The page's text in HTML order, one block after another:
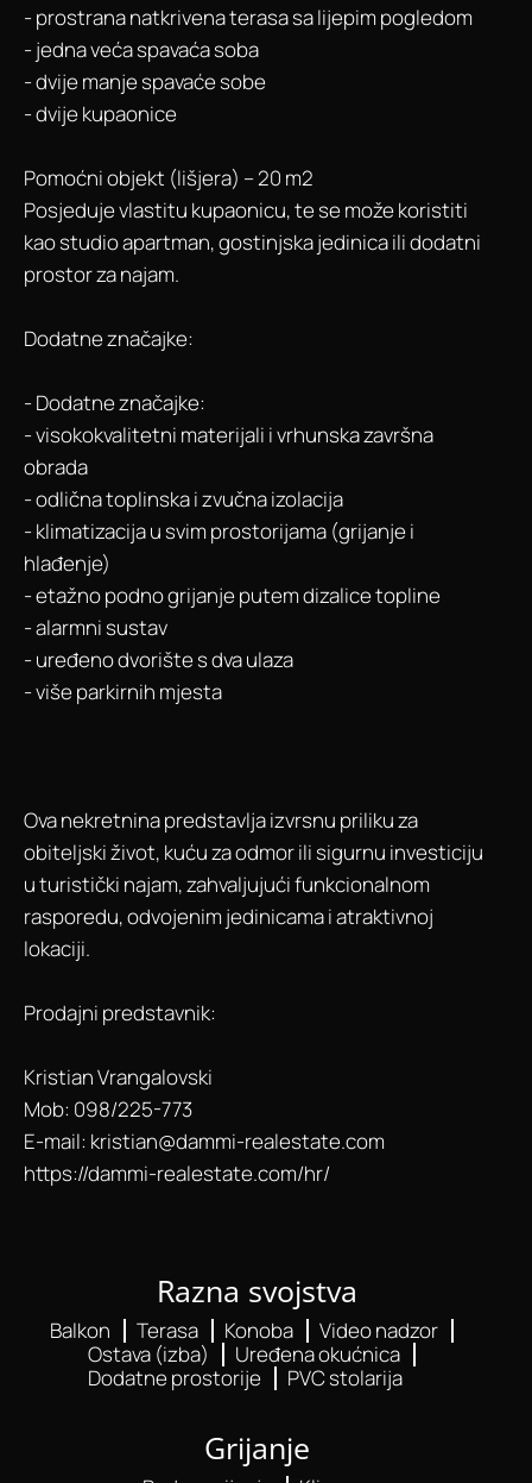
- prostrana natkrivena terasa sa lijepim pogledom
- jedna veća spavaća soba
- dvije manje spavaće sobe
- dvije kupaonice
Pomoćni objekt (lišjera) – 20 m2
Posjeduje vlastitu kupaonicu, te se može koristiti
kao studio apartman, gostinjska jedinica ili dodatni
prostor za najam.
Dodatne značajke:
- Dodatne značajke:
- visokokvalitetni materijali i vrhunska završna
obrada
- odlična toplinska i zvučna izolacija
- klimatizacija u svim prostorijama (grijanje i
hlađenje)
- etažno podno grijanje putem dizalice topline
- alarmni sustav
- uređeno dvorište s dva ulaza
- više parkirnih mjesta
Ova nekretnina predstavlja izvrsnu priliku za
obiteljski život, kuću za odmor ili sigurnu investiciju
u turistički najam, zahvaljujući funkcionalnom
rasporedu, odvojenim jedinicama i atraktivnoj
lokaciji.
Prodajni predstavnik:
Kristian Vrangalovski
Mob: 098/225-773
E-mail: kristian@dammi-realestate.com
https://dammi-realestate.com/hr/
Razna svojstva
Balkon Terasa Konoba
Video nadzor
Ostava (izba)
Uređena okućnica
Dodatne prostorije
PVC stolarija
Grijanje